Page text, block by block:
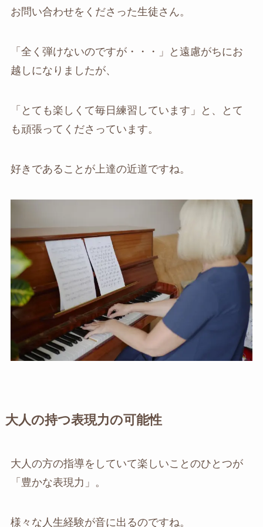
お問い合わせをくださった生徒さん。
「全く弾けないのですが・・・」と遠慮がちにお
越しになりましたが、
「とても楽しくて毎日練習しています」と、とて
も頑張ってくださっています。
好きであることが上達の近道ですね。
大人の持つ表現力の可能性
大人の方の指導をしていて楽しいことのひとつが
「豊かな表現力」。
様々な人生経験が音に出るのですね。